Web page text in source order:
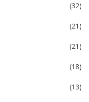
(32)
(21)
(21)
(18)
(13)